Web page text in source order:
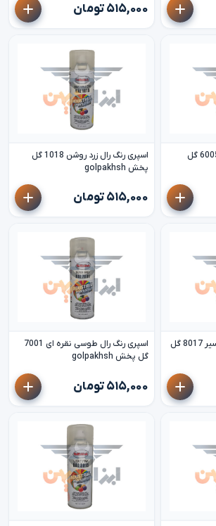
۵۱۵,۰۰۰ تومان
اسپری رنگ رال سبز سیر 6005 گل
اسپری رنگ رال زرد روشن 1018 گل
پخش golpakhsh
۵۱۵,۰۰۰ تومان
اسپری رنگ رال قهوه ای سیر 8017 گل
اسپری رنگ رال طوسی نقره ای 7001
گل پخش golpakhsh
۵۱۵,۰۰۰ تومان